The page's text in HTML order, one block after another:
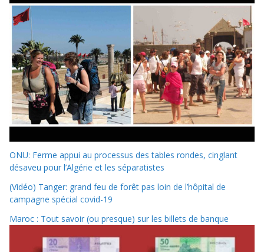
ONU: Ferme appui au processus des tables rondes, cinglant
désaveu pour l’Algérie et les séparatistes
(Vidéo) Tanger: grand feu de forêt pas loin de l’hôpital de
campagne spécial covid-19
Maroc : Tout savoir (ou presque) sur les billets de banque